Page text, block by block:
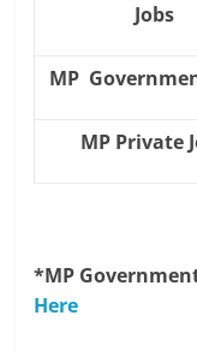
Jobs
MP
MP Private
*MP
Here